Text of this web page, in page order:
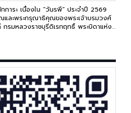
าระ เนื่องใน “วันรพี” ประจำปี 2569
และพระกรุณาธิคุณของพระเจ้าบรมวงศ์
รมหลวงราชบุรีดิเรกฤทธิ์ พระบิดาแห่ง